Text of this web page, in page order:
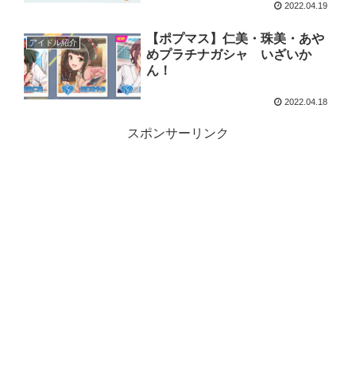
2022.04.19
アイドル紹介
【ポプマス】仁美・珠美・あや
めプラチナガシャ いざいか
ん！
2022.04.18
スポンサーリンク